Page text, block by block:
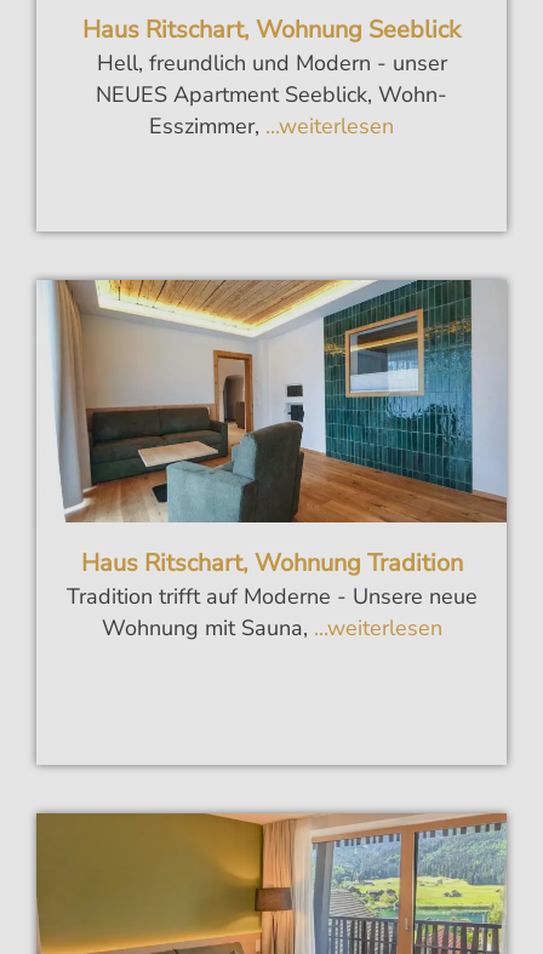
Haus Ritschart, Wohnung Seeblick
Hell, freundlich und Modern - unser
NEUES Apartment Seeblick, Wohn-
Esszimmer, ...weiterlesen
Haus Ritschart, Wohnung Tradition
Tradition trifft auf Moderne - Unsere neue
Wohnung mit Sauna, ...weiterlesen